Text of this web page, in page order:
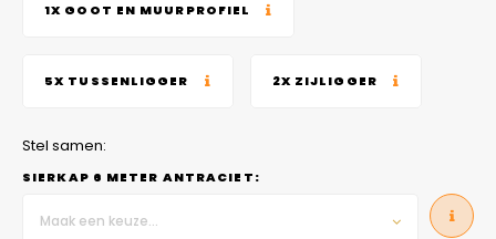
1X GOOT EN MUURPROFIEL
5X TUSSENLIGGER 2X ZIJLIGGER
Stel samen:
SIERKAP 6 METER ANTRACIET:
Maak een keuze...